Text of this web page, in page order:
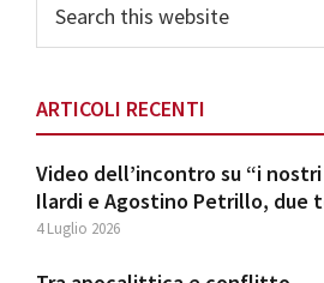
this
website
ARTICOLI RECENTI
Video dell’incontro su “i nostri
Ilardi e Agostino Petrillo, due
4 Luglio 2026